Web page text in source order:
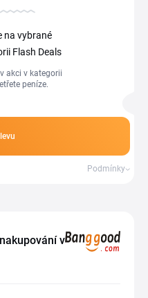
na vybrané
Flash Deals
akci v kategorii
peníze.
Podmínky
v